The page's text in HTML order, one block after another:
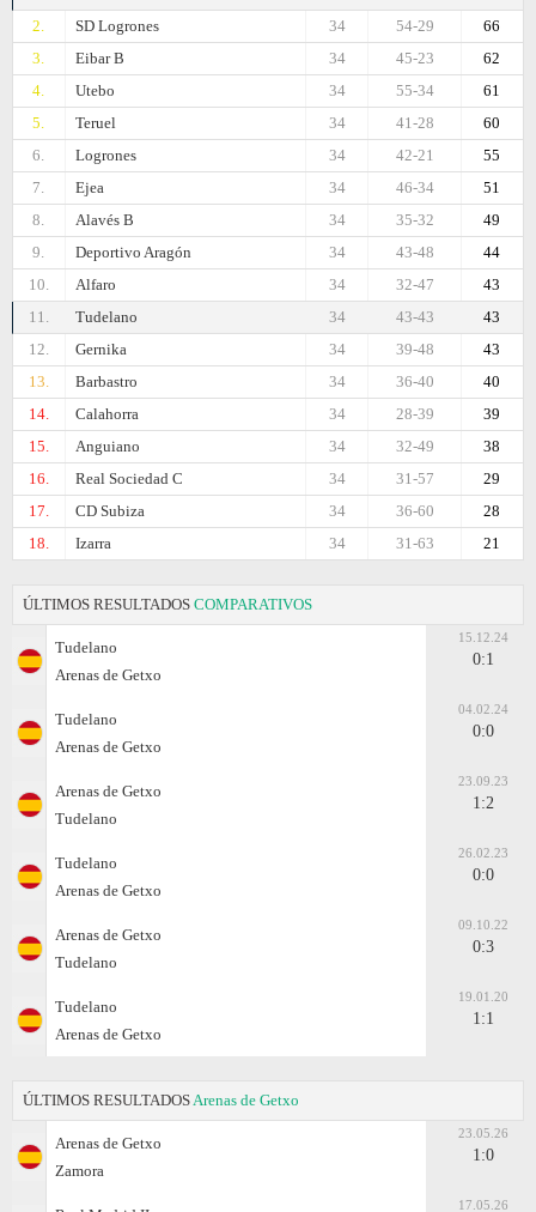
2.
SD Logrones 66
54-29
34
3.
Eibar B 62
45-23
34
4.
Utebo 61
55-34
34
5.
Teruel 60
41-28
34
6.
Logrones 55
42-21
34
7.
Ejea 51
46-34
34
8.
Alavés B 49
35-32
34
9.
Deportivo Aragón 44
43-48
34
10.
Alfaro 43
32-47
34
11.
Tudelano 43
43-43
34
12.
Gernika 43
39-48
34
13.
Barbastro 40
36-40
34
14.
Calahorra 39
28-39
34
15.
Anguiano 38
32-49
34
16.
Real Sociedad C 29
31-57
34
17.
CD Subiza 28
36-60
34
18.
Izarra 21
31-63
34
ÚLTIMOS RESULTADOS COMPARATIVOS
Tudelano
Arenas de Getxo
15.12.24
0:1
Tudelano
Arenas de Getxo
04.02.24
0:0
Arenas de Getxo
Tudelano
23.09.23
1:2
Tudelano
Arenas de Getxo
26.02.23
0:0
Arenas de Getxo
Tudelano
09.10.22
0:3
Tudelano
Arenas de Getxo
19.01.20
1:1
ÚLTIMOS RESULTADOS Arenas de Getxo
Arenas de Getxo
Zamora
23.05.26
1:0
17.05.26